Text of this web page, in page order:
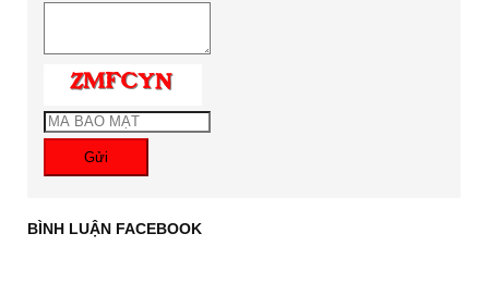
Gửi
BÌNH LUẬN FACEBOOK